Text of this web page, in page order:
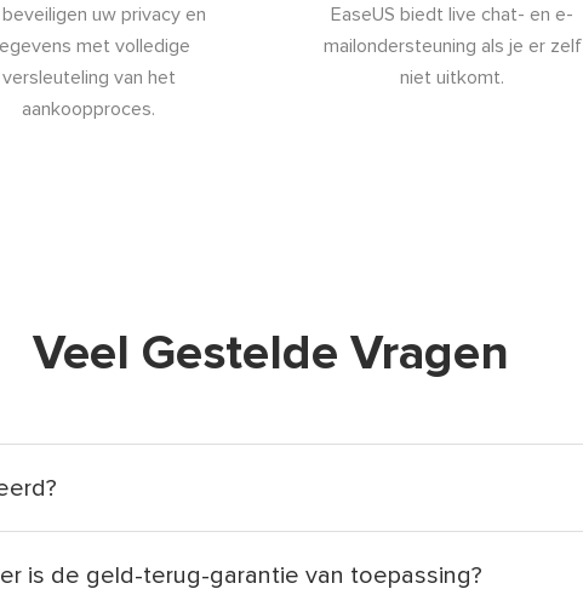
beveiligen uw privacy en
met volledige
versleuteling van het
aankoopproces.
EaseUS biedt live chat- en e-
mailondersteuning als je er zelf
niet uitkomt.
Veel Gestelde Vragen
is de geld-terug-garantie van toepassing?